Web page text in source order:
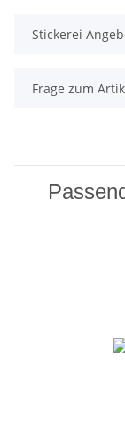
Stickerei
Frage zum